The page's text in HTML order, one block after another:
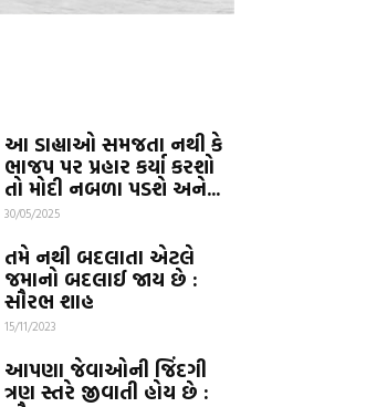
આ ડાહ્યાઓ સમજતા નથી કે
ભાજપ પર પ્રહાર કર્યા કરશો
તો મોદી નબળા પડશે અને...
30/05/2025
તમે નથી બદલાતા એટલે
જમાનો બદલાઈ જાય છે :
સૌરભ શાહ
15/11/2023
આપણા જેવાઓની જિંદગી
ત્રણ સ્તરે જીવાતી હોય છે :